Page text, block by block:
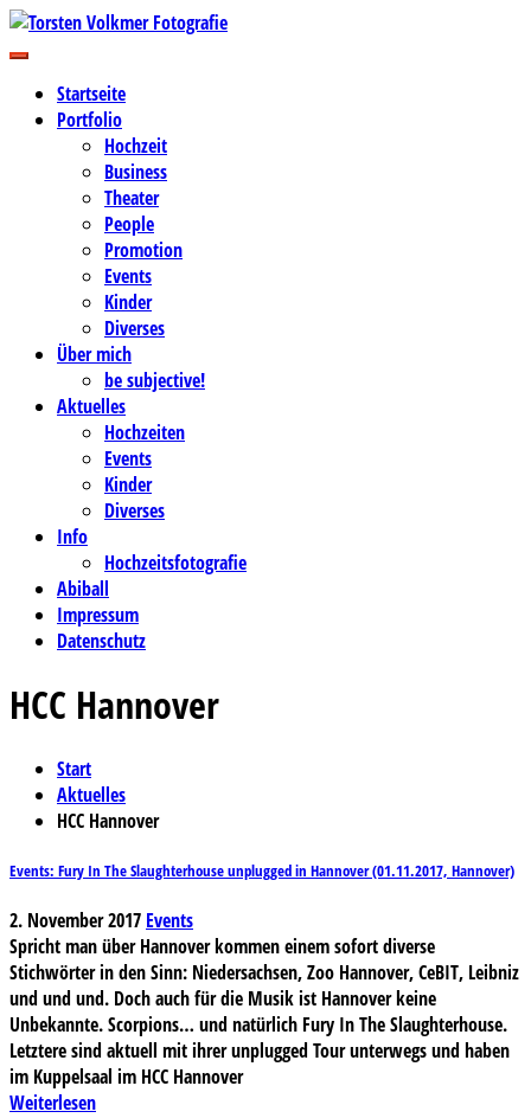
Zum
Inhalt
Torsten Volkmer Fotografie
Business-, Portrait- und Hochzeitsfotografie
Startseite
Portfolio
Hochzeit
Business
Theater
People
Promotion
Events
Kinder
Diverses
Über mich
be subjective!
Aktuelles
Hochzeiten
Events
Kinder
Diverses
Info
Hochzeitsfotografie
Abiball
Impressum
Datenschutz
HCC Hannover
Start
Aktuelles
HCC Hannover
Events: Fury In The Slaughterhouse unplugged in Hannover (01.11.2017, Hannover)
2. November 2017 Events
Spricht man über Hannover kommen einem sofort diverse
Stichwörter in den Sinn: Niedersachsen, Zoo Hannover, CeBIT, Leibniz
und und und. Doch auch für die Musik ist Hannover keine
Unbekannte. Scorpions… und natürlich Fury In The Slaughterhouse.
Letztere sind aktuell mit ihrer unplugged Tour unterwegs und haben
im Kuppelsaal im HCC Hannover
Weiterlesen